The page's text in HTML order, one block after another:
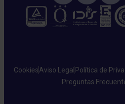
CookiesAviso Legal Política de
Preguntas